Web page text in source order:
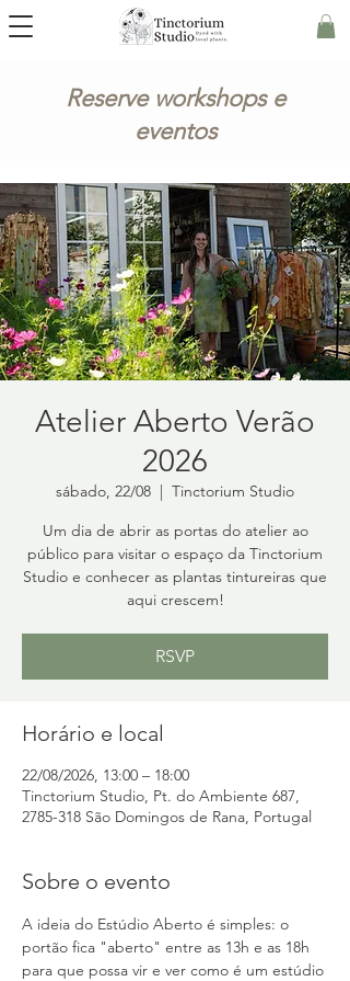
Reserve workshops e
eventos
Atelier Aberto Verão
2026
sábado, 22/08
  |
Tinctorium Studio
Um dia de abrir as portas do atelier ao
público para visitar o espaço da Tinctorium
Studio e conhecer as plantas tintureiras que
aqui crescem!
RSVP
Horário e local
22/08/2026, 13:00 – 18:00
Tinctorium Studio, Pt. do Ambiente 687,
2785-318 São Domingos de Rana, Portugal
Sobre o evento
A ideia do Estúdio Aberto é simples: o
portão fica "aberto" entre as 13h e as 18h
para que possa vir e ver como é um estúdio